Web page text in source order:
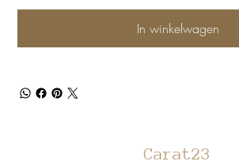
In winkelwagen
Carat23